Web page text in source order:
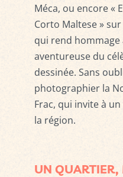
Méca, ou encore «
Corto Maltese »
qui rend hommage
aventureuse du
dessinée. Sans
photographier la
Frac, qui invite à
la région.
UN QUARTIER,